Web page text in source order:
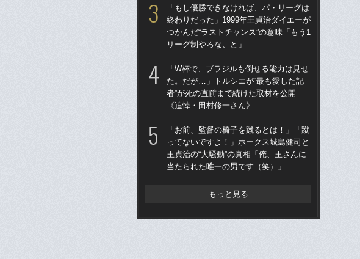
「もし優勝できなければ、パ・リーグは
終わりだった」1999年王貞治ダイエーが
つかんだ“ラストチャンス”の意味「もう1
リーグ制やろな、と」
「W杯で、ブラジルも倒せる能力は見せ
た。だが…」トルシエが“最も愛した記
者”が死の直前まで続けた取材を公開
《追悼・田村修一さん》
「お前、監督の椅子を蹴るとは！」「蹴
ってないですよ！」ホークス城島健司と
王貞治の“大騒動”の真相「俺、王さんに
当たられた唯一の男です（笑）」
もっと見る